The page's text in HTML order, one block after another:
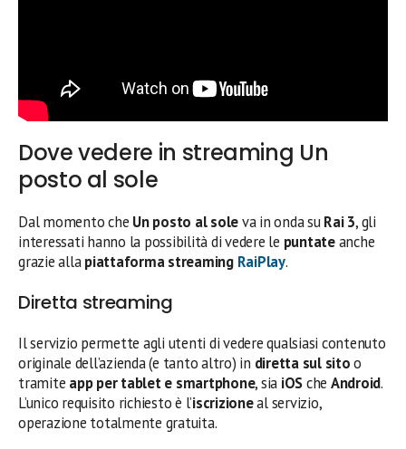
Dove vedere in streaming Un
posto al sole
Dal momento che Un posto al soleva in onda suRai 3, gli
interessati hanno la possibilità di vedere le puntateanche
grazie allapiattaforma streaming RaiPlay.
Diretta streaming
Il servizio permette agli utenti di vedere qualsiasi contenuto
originale dell’azienda (e tanto altro) in diretta sul sitoo
tramite app per tablet e smartphone, sia iOSche Android.
L’unico requisito richiesto è l’iscrizioneal servizio,
operazione totalmente gratuita.